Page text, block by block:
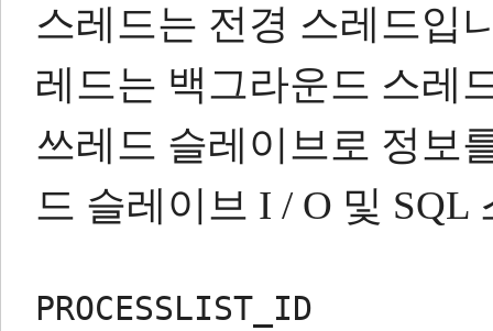
스레드는 전경 스레드입
레드는 백그라운드 스레
쓰레드 슬레이브로 정보
드 슬레이브 I / O 및 SQL
PROCESSLIST_ID